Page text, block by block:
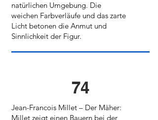
natürlichen Umgebung. Die
weichen Farbverläufe und das zarte
Licht betonen die Anmut und
Sinnlichkeit der Figur.
74
Jean-Francois Millet – Der Mäher:
Millet zeigt einen Bauern bei der